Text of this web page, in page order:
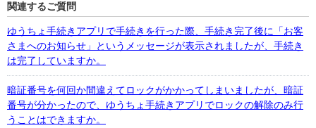
関連するご質問
ゆうちょ手続きアプリで手続きを行った際、手続き完了後に「お客
さまへのお知らせ」というメッセージが表示されましたが、手続き
は完了していますか。
暗証番号を何回か間違えてロックがかかってしまいましたが、暗証
番号が分かったので、ゆうちょ手続きアプリでロックの解除のみ行
うことはできますか。